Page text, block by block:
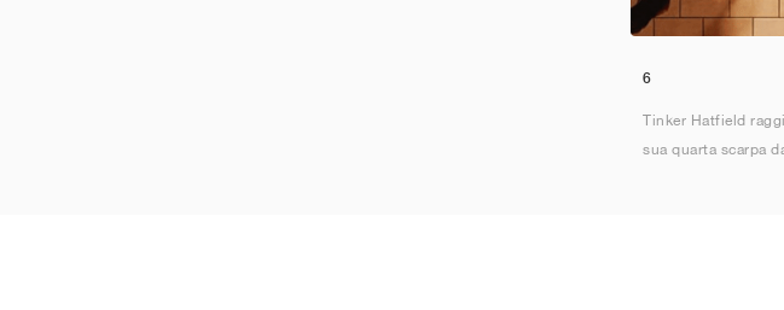
6
Tinker Hatfield
sua quarta scarpa